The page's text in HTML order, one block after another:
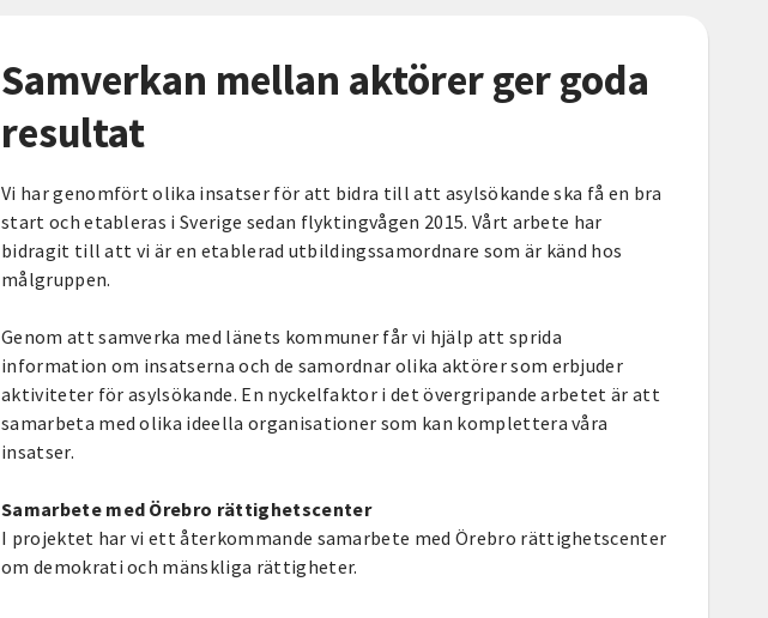
Samverkan mellan aktörer ger goda
resultat
Vi har genomfört olika insatser för att bidra till att asylsökande ska få en bra
start och etableras i Sverige sedan flyktingvågen 2015. Vårt arbete har
bidragit till att vi är en etablerad utbildingssamordnare som är känd hos
målgruppen.
Genom att samverka med länets kommuner får vi hjälp att sprida
information om insatserna och de samordnar olika aktörer som erbjuder
aktiviteter för asylsökande. En nyckelfaktor i det övergripande arbetet är att
samarbeta med olika ideella organisationer som kan komplettera våra
insatser.
Samarbete med Örebro rättighetscenter
I projektet har vi ett återkommande samarbete med Örebro rättighetscenter
om demokrati och mänskliga rättigheter.